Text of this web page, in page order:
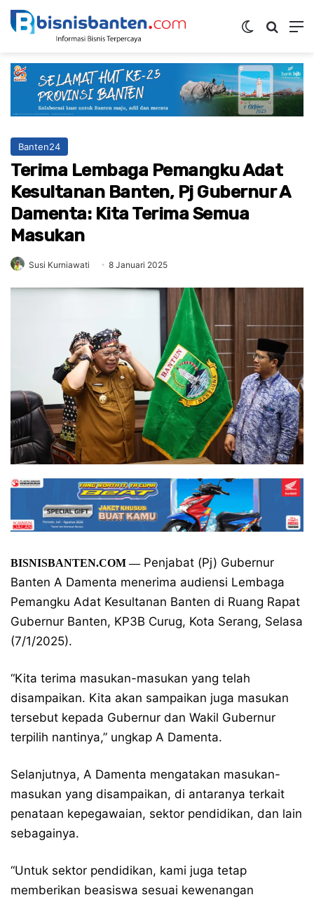
Switch skin
Banten24
Terima Lembaga Pemangku Adat
Kesultanan Banten, Pj Gubernur A
Damenta: Kita Terima Semua
Masukan
Susi Kurniawati 8 Januari 2025
BISNISBANTEN.COM—Penjabat (Pj) Gubernur
Banten A Damenta menerima audiensi Lembaga
Pemangku Adat Kesultanan Banten di Ruang Rapat
Gubernur Banten, KP3B Curug, Kota Serang, Selasa
(7/1/2025).
“Kita terima masukan-masukan yang telah
disampaikan. Kita akan sampaikan juga masukan
tersebut kepada Gubernur dan Wakil Gubernur
terpilih nantinya,” ungkap A Damenta.
Selanjutnya, A Damenta mengatakan masukan-
masukan yang disampaikan, di antaranya terkait
penataan kepegawaian, sektor pendidikan, dan lain
sebagainya.
“Untuk sektor pendidikan, kami juga tetap
memberikan beasiswa sesuai kewenangan